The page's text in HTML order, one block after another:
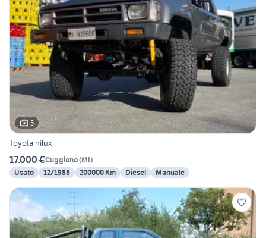
5
Toyota hilux
17.000 €Cuggiono(MI)
Usato
12/1988 200000 Km Diesel Manuale